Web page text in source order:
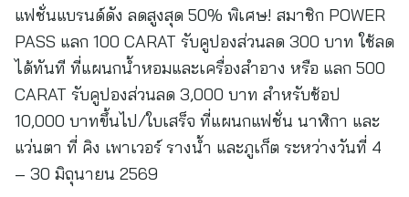
แฟชั่นแบรนด์ดัง ลดสูงสุด 50% พิเศษ! สมาชิก POWER
PASS แลก 100 CARAT รับคูปองส่วนลด 300 บาท ใช้ลด
ได้ทันที ที่แผนกน้ำหอมและเครื่องสำอาง หรือ แลก 500
CARAT รับคูปองส่วนลด 3,000 บาท สำหรับช้อป
10,000 บาทขึ้นไป/ใบเสร็จ ที่แผนกแฟชั่น นาฬิกา และ
แว่นตา ที่ คิง เพาเวอร์ รางน้ำ และภูเก็ต ระหว่างวันที่ 4
– 30 มิถุนายน 2569